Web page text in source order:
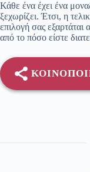
Κάθε ένα έχει ένα
ξεχωρίζει. Έτσι, η
επιλογή σας εξαρτάται
από το πόσο είστε